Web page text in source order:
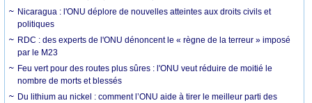
Nicaragua : l'ONU déplore de nouvelles atteintes aux droits civils et
politiques
RDC : des experts de l'ONU dénoncent le « règne de la terreur » imposé
par le M23
Feu vert pour des routes plus sûres : l'ONU veut réduire de moitié le
nombre de morts et blessés
Du lithium au nickel : comment l’ONU aide à tirer le meilleur parti des